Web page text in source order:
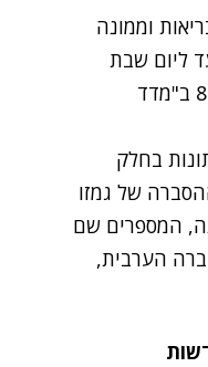
וממונה
רוני גמזו להטיל סגר על מג'דל שמס החל מהיום בשעה 18:00 ועד ליום שבת
ב-18:00, בעקבות נתוני התחלואה ביישוב, שבמשך חמישה ימים עבר את הציון 8 ב"מדד
חזרת החתונות בחלק
של גמזו
המספרים שם
הערבית,